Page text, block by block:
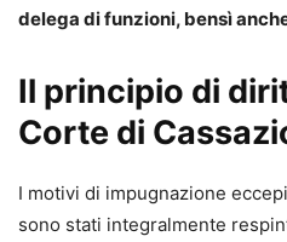
delega di funzioni, bensì
Il principio di
Corte di
I motivi di impugnazione
sono stati integralmente